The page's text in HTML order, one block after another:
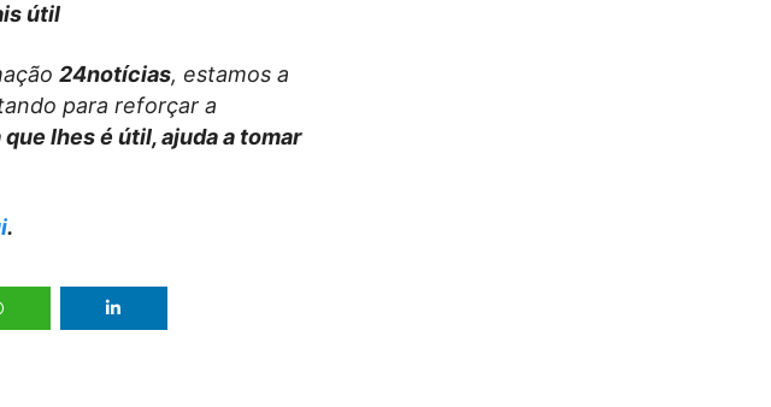
útil
24notícias, estamos a
para reforçar a
que lhes é útil, ajuda a tomar
.